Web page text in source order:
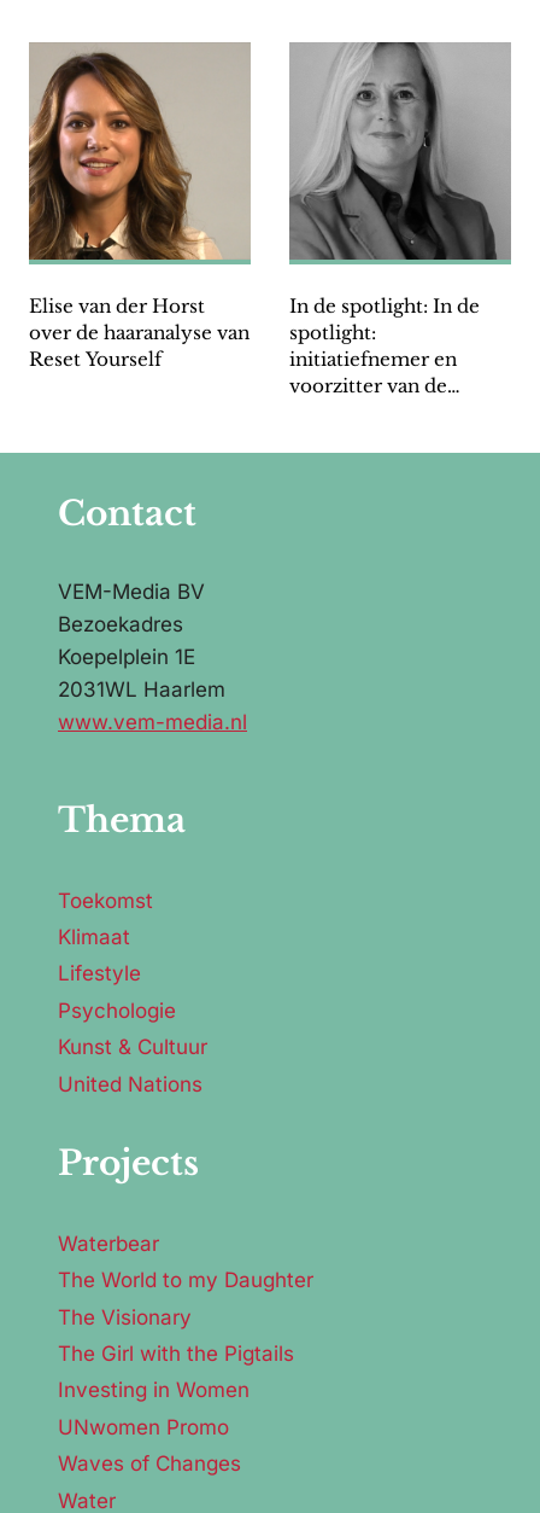
Elise van der Horst
over de haaranalyse van
Reset Yourself
In de spotlight: In de
spotlight:
initiatiefnemer en
voorzitter van de
Contact
VEM-Media BV
Bezoekadres
Koepelplein 1E
2031WL Haarlem
www.vem-media.nl
Thema
Toekomst
Klimaat
Lifestyle
Psychologie
Kunst & Cultuur
United Nations
Projects
Waterbear
The World to my Daughter
The Visionary
The Girl with the Pigtails
Investing in Women
UNwomen Promo
Waves of Changes
Water